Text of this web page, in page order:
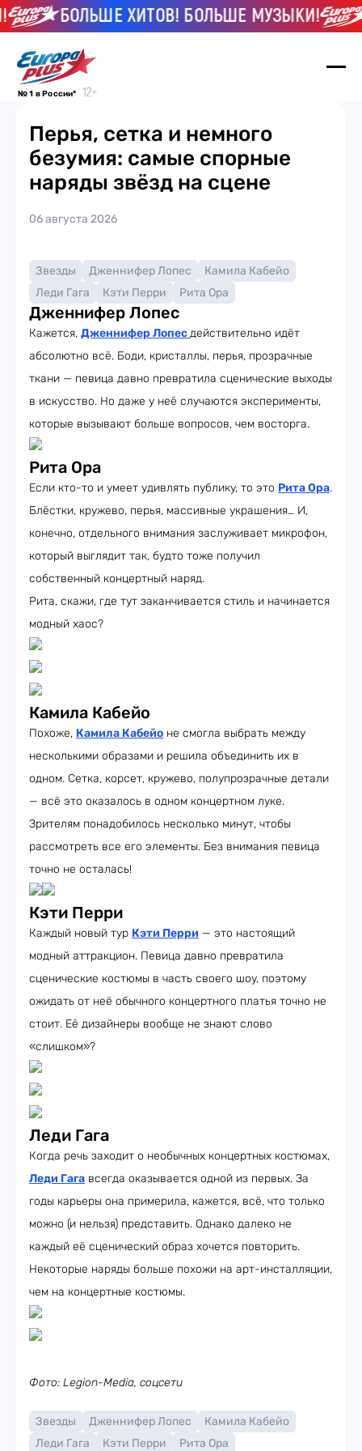
БОЛЬШЕ ХИТОВ! БОЛЬШЕ МУЗЫКИ!
№ 1 в России*
Перья, сетка и немного
безумия: самые спорные
наряды звёзд на сцене
06 августа 2026
Звезды Дженнифер Лопес
Камила Кабейо
Леди Гага
Кэти Перри Рита Ора
Дженнифер Лопес
Кажется, Дженнифер Лопесдействительно идёт
абсолютно всё. Боди, кристаллы, перья, прозрачные
ткани — певица давно превратила сценические выходы
в искусство. Но даже у неё случаются эксперименты,
которые вызывают больше вопросов, чем восторга.
Рита Ора
Если кто-то и умеет удивлять публику, то это Рита Ора.
Блёстки, кружево, перья, массивные украшения… И,
конечно, отдельного внимания заслуживает микрофон,
который выглядит так, будто тоже получил
собственный концертный наряд.
Рита, скажи, где тут заканчивается стиль и начинается
модный хаос?
Камила Кабейо
Похоже, Камила Кабейо не смогла выбрать между
несколькими образами и решила объединить их в
одном. Сетка, корсет, кружево, полупрозрачные детали
— всё это оказалось в одном концертном луке.
Зрителям понадобилось несколько минут, чтобы
рассмотреть все его элементы. Без внимания певица
точно не осталась!
Кэти Перри
Каждый новый тур Кэти Перри — это настоящий
модный аттракцион. Певица давно превратила
сценические костюмы в часть своего шоу, поэтому
ожидать от неё обычного концертного платья точно не
стоит. Её дизайнеры вообще не знают слово
«слишком»?
Леди Гага
Когда речь заходит о необычных концертных костюмах,
Леди Гага всегда оказывается одной из первых. За
годы карьеры она примерила, кажется, всё, что только
можно (и нельзя) представить. Однако далеко не
каждый её сценический образ хочется повторить.
Некоторые наряды больше похожи на арт-инсталляции,
чем на концертные костюмы.
Фото: Legion-Media, соцсети
Звезды Дженнифер Лопес
Камила Кабейо
Леди Гага
Кэти Перри Рита Ора